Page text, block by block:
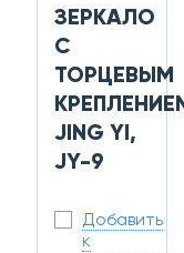
ЗЕРКАЛО
С
ТОРЦЕВЫМ
JING YI,
JY-9
Добавить
к